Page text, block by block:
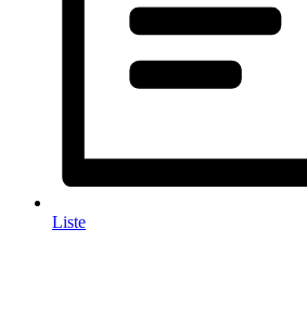
Liste